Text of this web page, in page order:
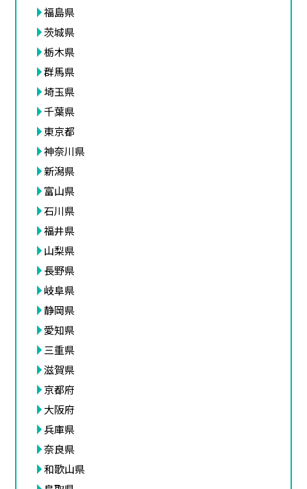
福島県
茨城県
栃木県
群馬県
埼玉県
千葉県
東京都
神奈川県
新潟県
富山県
石川県
福井県
山梨県
長野県
岐阜県
静岡県
愛知県
三重県
滋賀県
京都府
大阪府
兵庫県
奈良県
和歌山県